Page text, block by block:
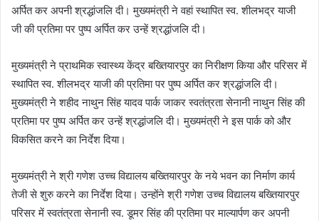
अर्पित कर अपनी श्रद्धांजलि दी। मुख्यमंत्री ने वहां स्थापित स्व. शीलभद्र याजी
जी की प्रतिमा पर पुष्प अर्पित कर उन्हें श्रद्धांजलि दी।
मुख्यमंत्री ने प्राथमिक स्वास्थ्य केंद्र बख्तियारपुर का निरीक्षण किया और परिसर में
स्थापित स्व. शीलभद्र याजी की प्रतिमा पर पुष्प अर्पित कर श्रद्धांजलि दी।
मुख्यमंत्री ने शहीद नाथुन सिंह यादव पार्क जाकर स्वतंत्रता सेनानी नाथुन सिंह की
प्रतिमा पर पुष्प अर्पित कर उन्हें श्रद्धांजलि दी। मुख्यमंत्री ने इस पार्क को और
विकसित करने का निर्देश दिया।
मुख्यमंत्री ने श्री गणेश उच्च विद्यालय बख्तियारपुर के नये भवन का निर्माण कार्य
तेजी से शुरु करने का निर्देश दिया। उन्होंने श्री गणेश उच्च विद्यालय बख्तियारपुर
परिसर में स्वतंत्रता सेनानी स्व. डूमर सिंह की प्रतिमा पर माल्यार्पण कर अपनी